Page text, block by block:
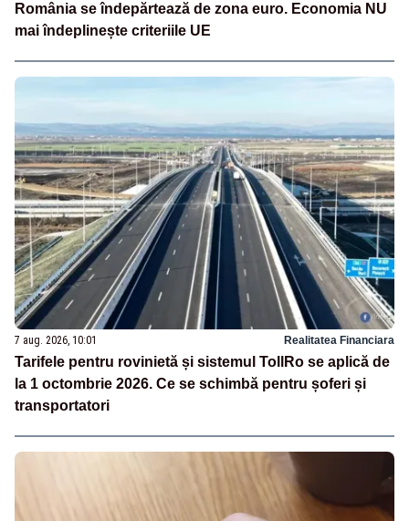
România se îndepărtează de zona euro. Economia NU
mai îndeplinește criteriile UE
7 aug. 2026, 10:01 Realitatea Financiara
Tarifele pentru rovinietă și sistemul TollRo se aplică de
la 1 octombrie 2026. Ce se schimbă pentru șoferi și
transportatori